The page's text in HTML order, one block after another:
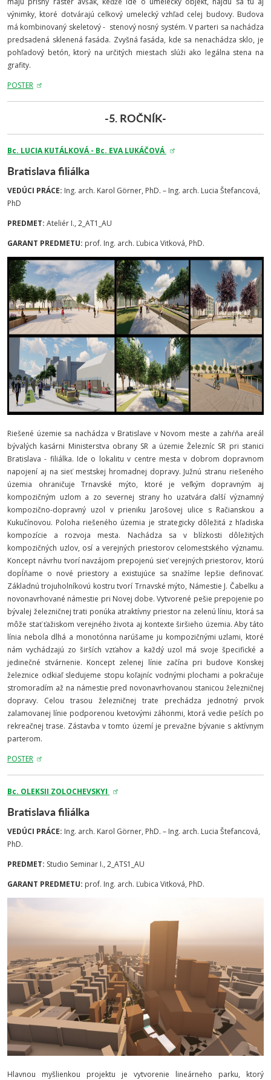
výnimky, ktoré dotvárajú celkový umelecký vzhľad celej budovy. Budova
má kombinovaný skeletový - stenový nosný systém. V parteri sa nachádza
predsadená sklenená fasáda. Zvyšná fasáda, kde sa nenachádza sklo, je
pohľadový betón, ktorý na určitých miestach slúži ako legálna stena na
grafity.
POSTER
-5. ROČNÍK-
Bc. LUCIA KUTÁLKOVÁ - Bc. EVA LUKÁČOVÁ
Bratislava filiálka
VEDÚCI PRÁCE: Ing. arch. Karol Görner, PhD. – Ing. arch. Lucia Štefancová,
PhD
PREDMET: Ateliér I., 2_AT1_AU
GARANT PREDMETU: prof. Ing. arch. Ľubica Vitková, PhD.
Riešené územie sa nachádza v Bratislave v Novom meste a zahŕňa areál
bývalých kasárni Ministerstva obrany SR a územie Železníc SR pri stanici
Bratislava - filiálka. Ide o lokalitu v centre mesta v dobrom dopravnom
napojení aj na sieť mestskej hromadnej dopravy. Južnú stranu riešeného
územia ohraničuje Trnavské mýto, ktoré je veľkým dopravným aj
kompozičným uzlom a zo severnej strany ho uzatvára ďalší významný
kompozično-dopravný uzol v prieniku Jarošovej ulice s Račianskou a
Kukučínovou. Poloha riešeného územia je strategicky dôležitá z hľadiska
kompozície a rozvoja mesta. Nachádza sa v blízkosti dôležitých
kompozičných uzlov, osí a verejných priestorov celomestského významu.
Koncept návrhu tvorí navzájom prepojenú sieť verejných priestorov, ktorú
dopĺňame o nové priestory a existujúce sa snažíme lepšie definovať.
Základnú trojuholníkovú kostru tvorí Trnavské mýto, Námestie J. Čabelku a
novonavrhované námestie pri Novej dobe. Vytvorené pešie prepojenie po
bývalej železničnej trati ponúka atraktívny priestor na zelenú líniu, ktorá sa
môže stať ťažiskom verejného života aj kontexte širšieho územia. Aby táto
línia nebola dlhá a monotónna narúšame ju kompozičnými uzlami, ktoré
nám vychádzajú zo širších vzťahov a každý uzol má svoje špecifické a
jedinečné stvárnenie. Koncept zelenej línie začína pri budove Konskej
železnice odkiaľ sledujeme stopu koľajníc vodnými plochami a pokračuje
stromoradím až na námestie pred novonavrhovanou stanicou železničnej
dopravy. Celou trasou železničnej trate prechádza jednotný prvok
zalamovanej línie podporenou kvetovými záhonmi, ktorá vedie peších po
rekreačnej trase. Zástavba v tomto území je prevažne bývanie s aktívnym
parterom.
POSTER
Bc. OLEKSII ZOLOCHEVSKYI
Bratislava filiálka
VEDÚCI PRÁCE: Ing. arch. Karol Görner, PhD. – Ing. arch. Lucia Štefancová,
PhD.
PREDMET: Studio Seminar I., 2_ATS1_AU
GARANT PREDMETU: prof. Ing. arch. Ľubica Vitková, PhD.
Hlavnou myšlienkou projektu je vytvorenie lineárneho parku, ktorý